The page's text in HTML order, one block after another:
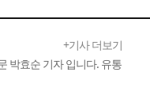
+기사 더보기
박효순 기자 입니다. 유통